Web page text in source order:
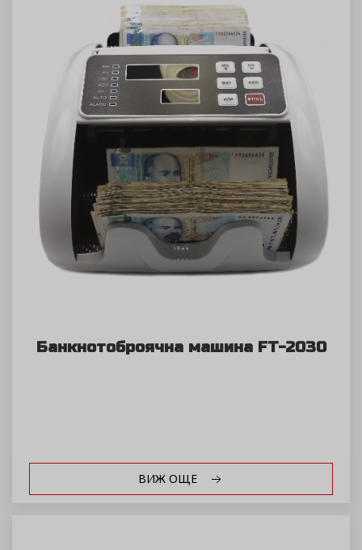
Банкнотоброячна машина FT-2030
ВИЖ ОЩЕ